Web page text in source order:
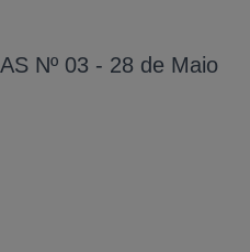
Nº 03 - 28 de Maio